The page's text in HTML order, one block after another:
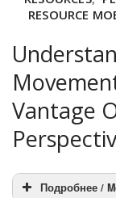
RESOURCE
Vantage
Подробнее /